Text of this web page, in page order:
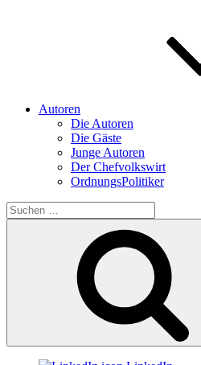
Autoren
Die Autoren
Die Gäste
Junge Autoren
Der Chefvolkswirt
OrdnungsPolitiker
Suchen
nach: